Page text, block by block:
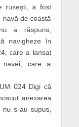
rusești, a fost
de coastă
a răspuns,
navigheze în
care a lansat
navei, care a
024 Digi că
anexarea
s-au supus,